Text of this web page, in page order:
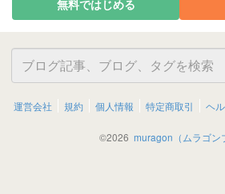
無料ではじめる
運営会社 規約 個人情報 特定商取引 ヘ
©2026 muragon（ムラゴン